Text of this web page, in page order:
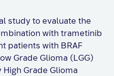
study to evaluate the
with trametinib
patients with BRAF
Grade Glioma (LGG)
Grade Glioma